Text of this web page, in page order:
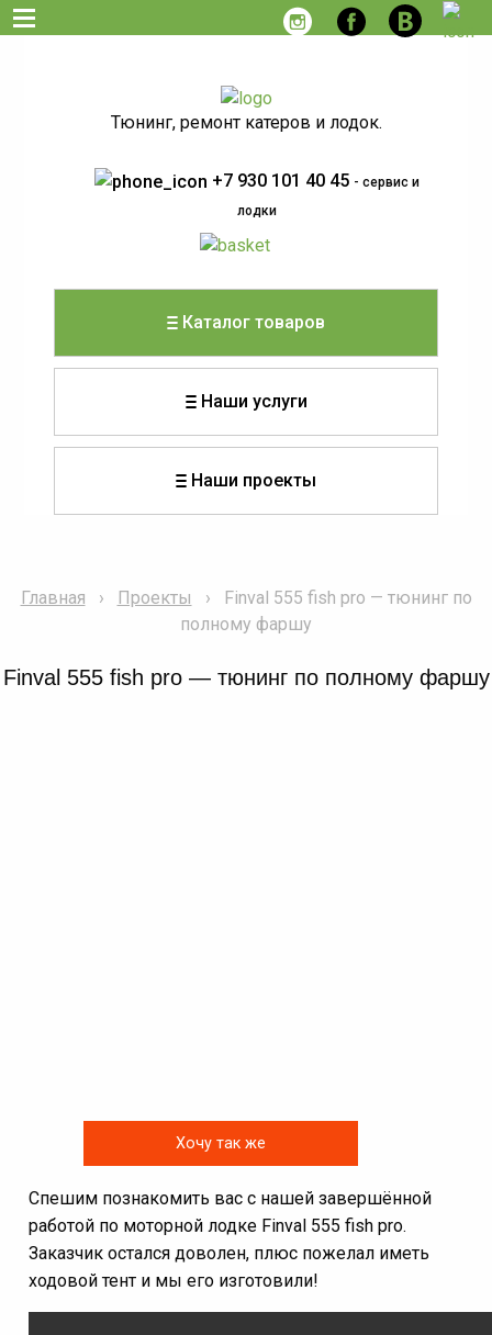
Тюнинг, ремонт катеров и лодок.
+7 930 101 40 45 - сервис и
лодки
Каталог товаров
Наши услуги
Наши проекты
Главная Проекты
Finval 555 fish pro — тюнинг по
полному фаршу
Finval 555 fish pro — тюнинг по полному фаршу
Хочу так же
Спешим познакомить вас с нашей завершённой
работой по моторной лодке Finval 555 fish pro.
Заказчик остался доволен, плюс пожелал иметь
ходовой тент и мы его изготовили!